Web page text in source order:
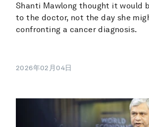
Shanti Mawlong thought it would
to the doctor, not the day she
confronting a cancer diagnosis.
2026年02月04日